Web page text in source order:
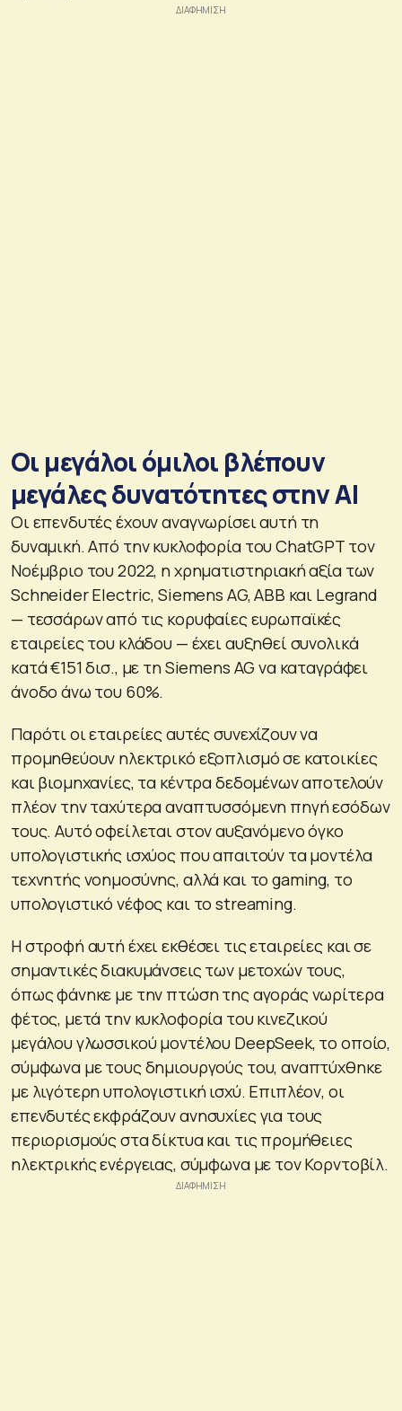
Οι μεγάλοι όμιλοι βλέπουν
μεγάλες δυνατότητες στην ΑΙ
Οι επενδυτές έχουν αναγνωρίσει αυτή τη
δυναμική. Από την κυκλοφορία του ChatGPT τον
Νοέμβριο του 2022, η χρηματιστηριακή αξία των
Schneider Electric, Siemens AG, ABB και Legrand
— τεσσάρων από τις κορυφαίες ευρωπαϊκές
εταιρείες του κλάδου — έχει αυξηθεί συνολικά
κατά €151 δισ., με τη Siemens AG να καταγράφει
άνοδο άνω του 60%.
Παρότι οι εταιρείες αυτές συνεχίζουν να
προμηθεύουν ηλεκτρικό εξοπλισμό σε κατοικίες
και βιομηχανίες, τα κέντρα δεδομένων αποτελούν
πλέον την ταχύτερα αναπτυσσόμενη πηγή εσόδων
τους. Αυτό οφείλεται στον αυξανόμενο όγκο
υπολογιστικής ισχύος που απαιτούν τα μοντέλα
τεχνητής νοημοσύνης, αλλά και το gaming, το
υπολογιστικό νέφος και το streaming.
Η στροφή αυτή έχει εκθέσει τις εταιρείες και σε
σημαντικές διακυμάνσεις των μετοχών τους,
όπως φάνηκε με την πτώση της αγοράς νωρίτερα
φέτος, μετά την κυκλοφορία του κινεζικού
μεγάλου γλωσσικού μοντέλου DeepSeek, το οποίο,
σύμφωνα με τους δημιουργούς του, αναπτύχθηκε
με λιγότερη υπολογιστική ισχύ. Επιπλέον, οι
επενδυτές εκφράζουν ανησυχίες για τους
περιορισμούς στα δίκτυα και τις προμήθειες
ηλεκτρικής ενέργειας, σύμφωνα με τον Κορντοβίλ.